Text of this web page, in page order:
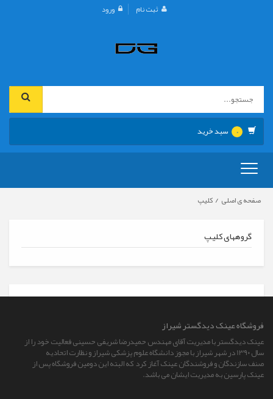
ثبت نام ورود
0 سبد خرید
تعویض
ناوبری
صفحه ی اصلی / کليپ
گروههای کليپ
فروشگاه عينک ديدگستر شيراز
عینک دیدگستر با مدیریت آقای مهندس حمیدرضا شریفی حسینی فعالیت خود را از
سال 13۹۰ در شهر شیراز با مجوز دانشگاه علوم پزشکی شیراز و نظارت اتحادیه
صنف سازندگان و فروشندگان عینک آغاز کرد که البته این دومین فروشگاه پس از
عینک پارسین به مدیریت ایشان می باشد.